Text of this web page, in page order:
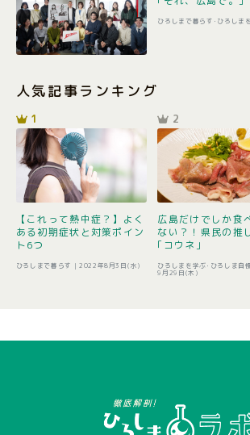
ひろしまで暮らす･ひろしま
人気記事ランキング
1
【これって熱中症？】よく
ある初期症状と対策ポイン
ト6つ
ひろしまで暮らす | 2022年8月3日(水)
2
広島だけでしか食
ない？！県民の推
｢コウネ｣
ひろしまを学ぶ･ひろしま自
9月29日(木)